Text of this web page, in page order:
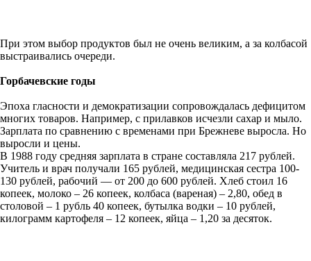
При этом выбор продуктов был не очень великим, а за колбасой
выстраивались очереди.
Горбачевские годы
Эпоха гласности и демократизации сопровождалась дефицитом
многих товаров. Например, с прилавков исчезли сахар и мыло.
Зарплата по сравнению с временами при Брежневе выросла. Но
выросли и цены.
В 1988 году средняя зарплата в стране составляла 217 рублей.
Учитель и врач получали 165 рублей, медицинская сестра 100-
130 рублей, рабочий — от 200 до 600 рублей. Хлеб стоил 16
копеек, молоко – 26 копеек, колбаса (вареная) – 2,80, обед в
столовой – 1 рубль 40 копеек, бутылка водки – 10 рублей,
килограмм картофеля – 12 копеек, яйца – 1,20 за десяток.